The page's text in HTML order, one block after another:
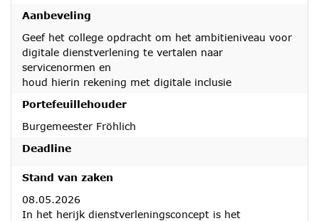
Aanbeveling
Geef het college opdracht om het ambitieniveau voor
digitale dienstverlening te vertalen naar
servicenormen en
houd hierin rekening met digitale inclusie
Portefeuillehouder
Burgemeester Fröhlich
Deadline
Stand van zaken
08.05.2026
In het herijk dienstverleningsconcept is het